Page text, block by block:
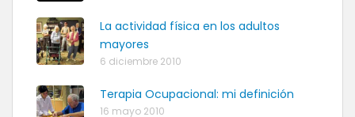
La actividad física en los adultos
mayores
6 diciembre 2010
Terapia Ocupacional: mi definición
16 mayo 2010